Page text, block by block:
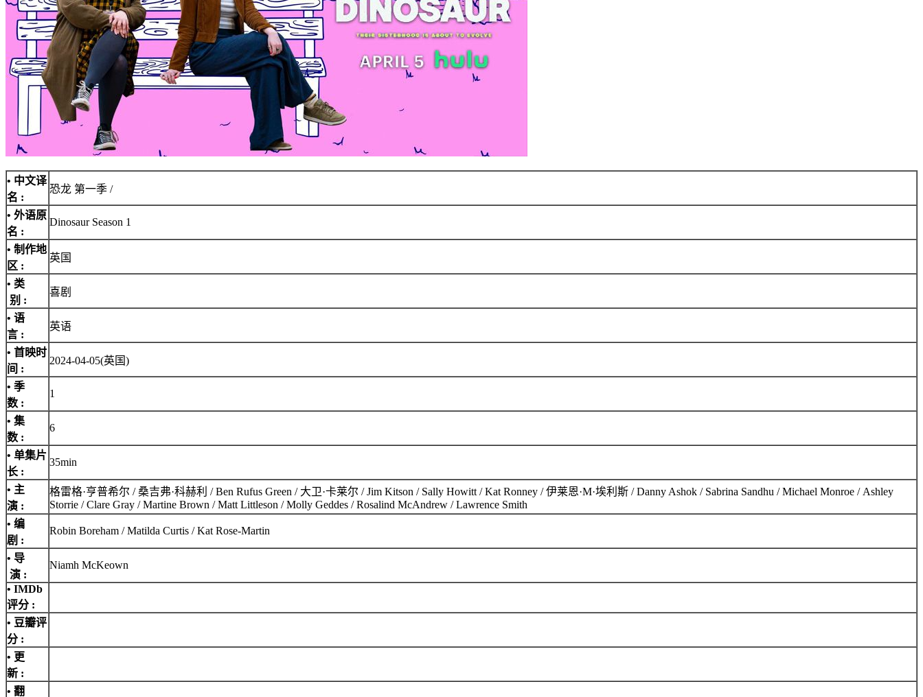
• 中文译
名 :
恐龙 第一季 /
• 外语原
名 :
Dinosaur Season 1
• 制作地
区 :
英国
• 类
别 :
喜剧
• 语
言 :
英语
• 首映时
间 :
2024-04-05(英国)
• 季
数 :
1
• 集
数 :
6
• 单集片
长 :
35min
• 主
演 :
格雷格·亨普希尔 / 桑吉弗·科赫利 / Ben Rufus Green / 大卫·卡莱尔 / Jim Kitson / Sally Howitt / Kat Ronney / 伊莱恩·M·埃利斯 / Danny Ashok / Sabrina Sandhu / Michael Monroe / Ashley
Storrie / Clare Gray / Martine Brown / Matt Littleson / Molly Geddes / Rosalind McAndrew / Lawrence Smith
• 编
剧 :
Robin Boreham / Matilda Curtis / Kat Rose-Martin
• 导
演 :
Niamh McKeown
• IMDb
评分 :
• 豆瓣评
分 :
• 更
新 :
• 翻